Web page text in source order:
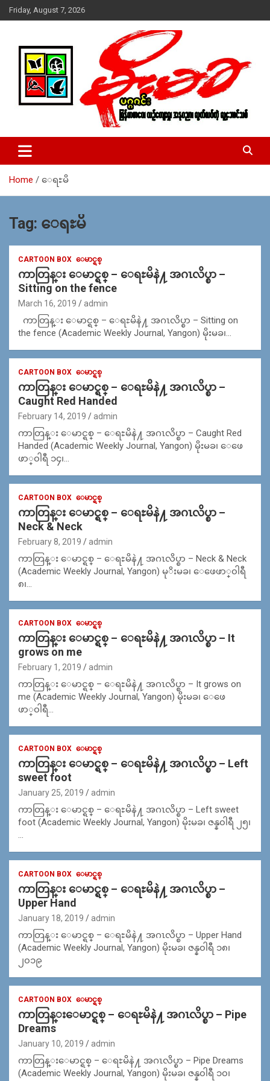
Skip
to
Friday, August 7, 2026
MoeMaKa Burmese News &
Media
ယ္ေရး – အမွတ္ ၂၅၄၊ ပထပ္၊ လမ္း ၄၀၊ ေက်ာက္တံတား၊ ရန္ကုန္။
(ဖုုံး – ၀၉ ၂၅၂ ၂၄၉ ၀၉၄ ၊ ၀၉ ၄၂၁ ၇၄၃ ၇၅၃ ၊ ၀၉ ၅၀၄ ၁၀ ၅၈) ျ
ဇာေစ်းသစ္ ။ ၀၉ ၇၈၆၈၃၇ ၃၀၅ / ၀၉ ၉၆၃၆၉၉၈၃၄
Home ေရႊမိ
Tag: ေရႊမိ
CARTOON BOX ေမာင္ရစ္
ကာတြန္း ေမာင္ရစ္ – ေရႊမိနဲ႔ အဂၤလိပ္စာ –
Sitting on the fence
March 16, 2019 admin
ကာတြန္း ေမာင္ရစ္ – ေရႊမိနဲ႔ အဂၤလိပ္စာ – Sitting on
the fence (Academic Weekly Journal, Yangon) မိုးမခ၊…
CARTOON BOX ေမာင္ရစ္
ကာတြန္း ေမာင္ရစ္ – ေရႊမိနဲ႔ အဂၤလိပ္စာ –
Caught Red Handed
February 14, 2019 admin
ကာတြန္း ေမာင္ရစ္ – ေရႊမိနဲ႔ အဂၤလိပ္စာ – Caught Red
Handed (Academic Weekly Journal, Yangon) မိုးမခ၊ ေဖေ
ဖာ္၀ါရီ ၁၄၊…
CARTOON BOX ေမာင္ရစ္
ကာတြန္း ေမာင္ရစ္ – ေရႊမိနဲ႔ အဂၤလိပ္စာ –
Neck & Neck
February 8, 2019 admin
ကာတြန္း ေမာင္ရစ္ – ေရႊမိနဲ႔ အဂၤလိပ္စာ – Neck & Neck
(Academic Weekly Journal, Yangon) မုိးမခ၊ ေဖေဖာ္၀ါရီ
၈၊…
CARTOON BOX ေမာင္ရစ္
ကာတြန္း ေမာင္ရစ္ – ေရႊမိနဲ႔ အဂၤလိပ္စာ – It
grows on me
February 1, 2019 admin
ကာတြန္း ေမာင္ရစ္ – ေရႊမိနဲ႔ အဂၤလိပ္စာ – It grows on
me (Academic Weekly Journal, Yangon) မိုးမခ၊ ေဖေ
ဖာ္၀ါရီ…
CARTOON BOX ေမာင္ရစ္
ကာတြန္း ေမာင္ရစ္ – ေရႊမိနဲ႔ အဂၤလိပ္စာ – Left
sweet foot
January 25, 2019 admin
ကာတြန္း ေမာင္ရစ္ – ေရႊမိနဲ႔ အဂၤလိပ္စာ – Left sweet
foot (Academic Weekly Journal, Yangon) မိုးမခ၊ ဇန္န၀ါရီ ၂၅၊
CARTOON BOX ေမာင္ရစ္
ကာတြန္း ေမာင္ရစ္ – ေရႊမိနဲ႔ အဂၤလိပ္စာ –
Upper Hand
January 18, 2019 admin
ကာတြန္း ေမာင္ရစ္ – ေရႊမိနဲ႔ အဂၤလိပ္စာ – Upper Hand
(Academic Weekly Journal, Yangon) မိုးမခ၊ ဇန္န၀ါရီ ၁၈၊
၂၀၁၉
CARTOON BOX ေမာင္ရစ္
ကာတြန္းေမာင္ရစ္ – ေရႊမိနဲ႔ အဂၤလိပ္စာ – Pipe
Dreams
January 10, 2019 admin
ကာတြန္းေမာင္ရစ္ – ေရႊမိနဲ႔ အဂၤလိပ္စာ – Pipe Dreams
(Academic Weekly Journal, Yangon) မိုးမခ၊ ဇန္န၀ါရီ ၁၀၊